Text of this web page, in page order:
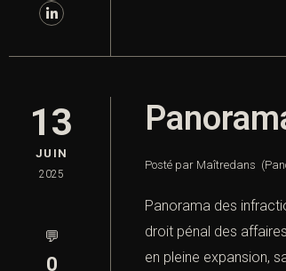
13
JUIN
2025
💬
0
Posté par Maîtredans
Panorama des
droit pénal des
en pleine expansion,